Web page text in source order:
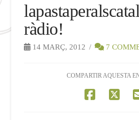
ràdio!
14 MARÇ, 2012 7
COMPARTIR AQUESTA